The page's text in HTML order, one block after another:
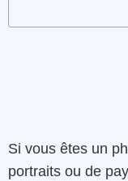
Si vous êtes un
portraits ou de